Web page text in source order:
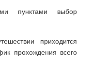
пунктами выбор
приходится
прохождения всего